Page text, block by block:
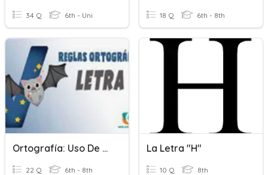
34 Q 6th - Uni 18 Q 6th - 8th
Ortografía: Uso De La Letra "v" B2-P2
22 Q 6th - 8th
La Letra "h"
10 Q 8th